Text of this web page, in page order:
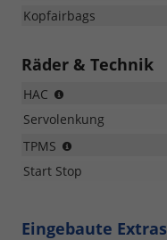
Kopfairbags
Räder & Technik
HAC
Servolenkung
TPMS
Start Stop
Eingebaute Extras